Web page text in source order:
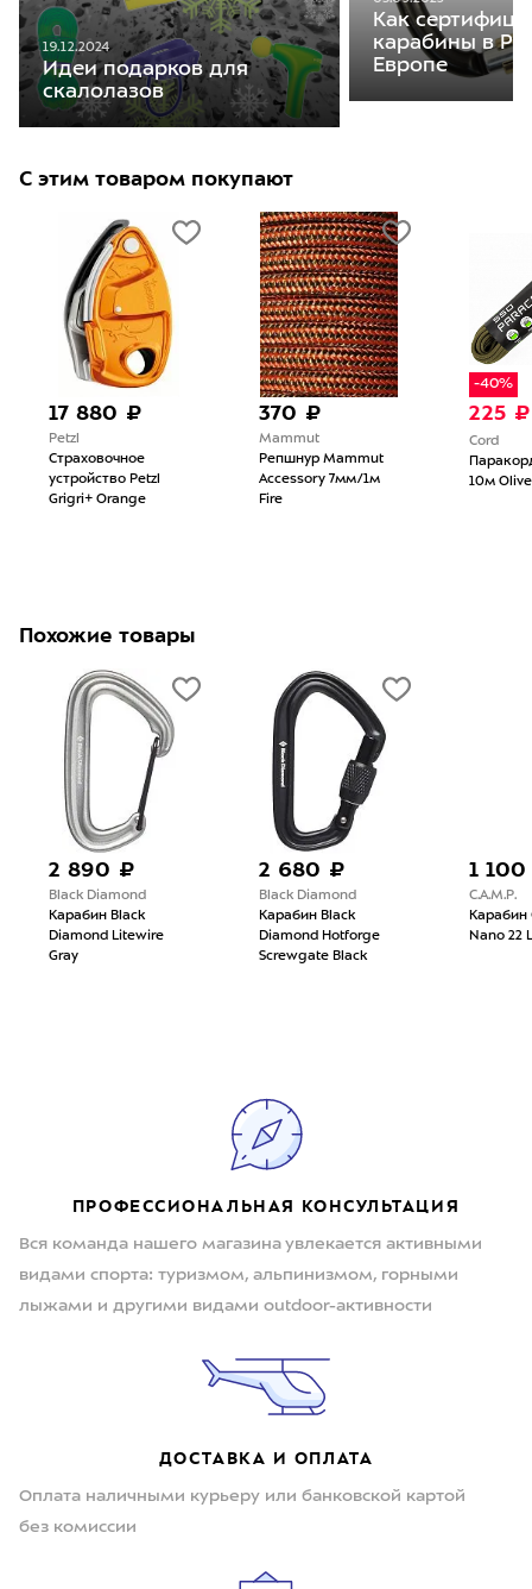
19.12.2024
Идеи подарков для
скалолазов
Как
карабины в
Европе
С этим товаром покупают
17 880 ₽
Petzl
Страховочное
устройство Petzl
Grigri+ Orange
370 ₽
Mammut
Репшнур Mammut
Accessory 7мм/1м
Fire
-40%
225 ₽
Cord
10м Olive
Похожие товары
2 890 ₽
Black Diamond
Карабин Black
Diamond Litewire
Gray
2 680 ₽
Black Diamond
Карабин Black
Diamond Hotforge
Screwgate Black
1
C.A.M.P.
Карабин
Nano 22
ПРОФЕССИОНАЛЬНАЯ КОНСУЛЬТАЦИЯ
Вся команда нашего магазина увлекается активными
видами спорта: туризмом, альпинизмом, горными
лыжами и другими видами outdoor-активности
ДОСТАВКА И ОПЛАТА
Оплата наличными курьеру или банковской картой
без комиссии